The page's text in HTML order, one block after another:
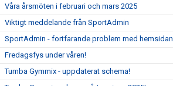
Våra årsmöten i februari och mars 2025
Viktigt meddelande från SportAdmin
SportAdmin - fortfarande problem med hemsidan
Fredagsfys under våren!
Tumba Gymmix - uppdaterat schema!